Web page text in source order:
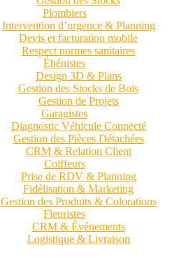
Plombiers
Intervention d’urgence & Planning
Devis et facturation mobile
Respect normes sanitaires
Ébénistes
Design 3D & Plans
Gestion des Stocks de Bois
Gestion de Projets
Garagistes
Diagnostic Véhicule Connecté
Gestion des Pièces Détachées
CRM & Relation Client
Coiffeurs
Prise de RDV & Planning
Fidélisation & Marketing
Gestion des Produits & Colorations
Fleuristes
CRM & Événements
Logistique & Livraison